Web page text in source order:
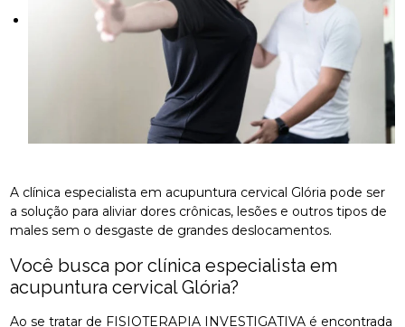
A clínica especialista em acupuntura cervical Glória pode ser
a solução para aliviar dores crônicas, lesões e outros tipos de
males sem o desgaste de grandes deslocamentos.
Você busca por clínica especialista em
acupuntura cervical Glória?
Ao se tratar de FISIOTERAPIA INVESTIGATIVA é encontrada